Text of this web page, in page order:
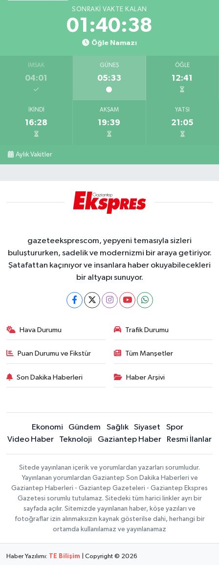
SONRAKI VAKTE KALAN
01:40:37
Öğle Namazı
İMSAK
04:01
GÜNEŞ
05:33
ÖĞLE
12:41
İKINDI
16:28
AKŞAM
19:39
YATSI
21:05
Aylık Vakitler
gazeteeksprescom, yepyeni temasıyla sizleri
buluştururken, sadelik ve modernizmi bir araya getiriyor.
Şatafattan kaçınıyor ve insanlara haber okuyabilecekleri
bir altyapı sunuyor.
Hava Durumu Trafik Durumu
Puan Durumu ve Fikstür Tüm Manşetler
Son Dakika Haberleri Haber Arşivi
Ekonomi Gündem Sağlık Siyaset
Spor
Video Haber
Teknoloji Gaziantep Haber Resmi İlanlar
Sitede yayınlanan içerik ve yorumlardan yazarları sorumludur.
Yayınlanan yorumlardan Gaziantep Son Dakika Haberleri ve
Gaziantep Haberleri - Gaziantep Gazeteleri - Gaziantep Ekspres
Gazetesi sorumlu tutulamaz. Sitedeki tüm harici linkler ayrı bir
sayfada açılır. Sitemizde yayınlanan haber, köşe yazıları ve
fotoğraflar izin alınmaksızın kaynak gösterilse dahi, herhangi bir
ortamda kullanılamaz ve yayınlanamaz
Haber Yazılımı: TE Bilişim | Copyright © 2026